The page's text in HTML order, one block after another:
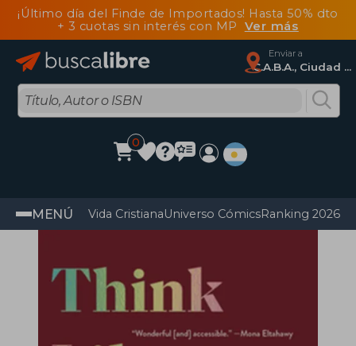
¡Último día del Finde de Importados! Hasta 50% dto
+ 3 cuotas sin interés con MP Ver más
Enviar a
C.A.B.A., Ciudad Autónoma De Buenos Aires
0
MENÚ Vida CristianaUniverso CómicsRanking 2026